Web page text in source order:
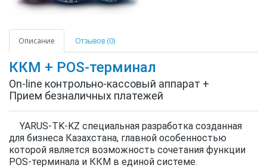
Описание Отзывов (0)
ККМ + POS-терминал
On-line контрольно-кассовый аппарат +
Прием безналичных платежей
YARUS-TK-KZ специальная разработка созданная
для бизнеса Казахстана, главной особенностью
которой является возможность сочетания функции
POS-терминала и ККМ в единой системе.